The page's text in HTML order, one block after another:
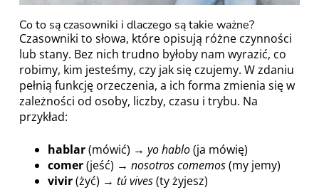
Co to są czasowniki i dlaczego są takie ważne?
Czasowniki to słowa, które opisują różne czynności
lub stany. Bez nich trudno byłoby nam wyrazić, co
robimy, kim jesteśmy, czy jak się czujemy. W zdaniu
pełnią funkcję orzeczenia, a ich forma zmienia się w
zależności od osoby, liczby, czasu i trybu. Na
przykład:
hablar(mówić) → yo hablo(ja mówię)
comer(jeść) → nosotros comemos(my jemy)
vivir(żyć) → tú vives(ty żyjesz)